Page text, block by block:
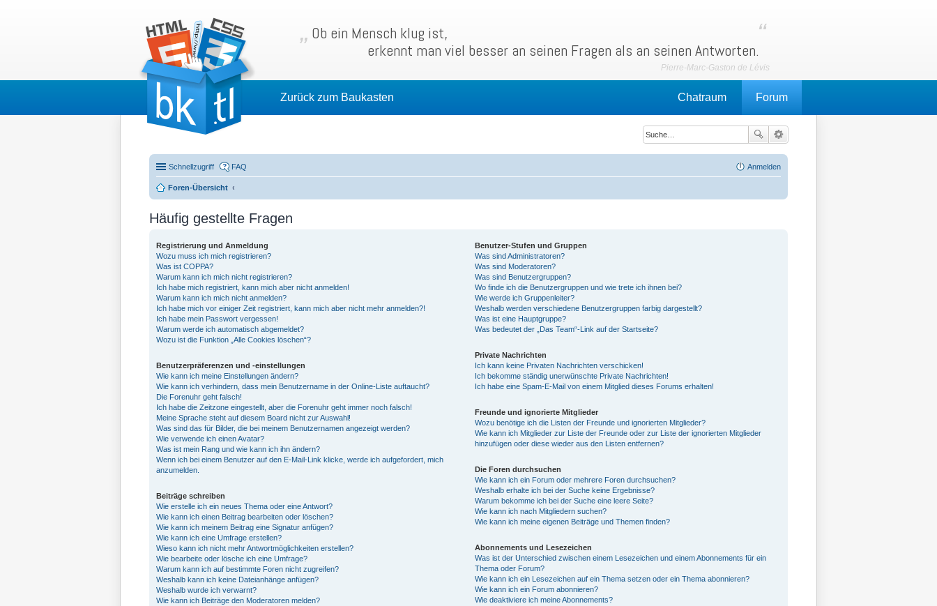
Ob ein Mensch klug ist,
erkennt man viel besser an seinen Fragen als an seinen Antworten.
Zurück zum Baukasten Forum
Chatraum
Schnellzugriff FAQ Anmelden
Foren-Übersicht
Häufig gestellte Fragen
Registrierung und Anmeldung
Wozu muss ich mich registrieren?
Was ist COPPA?
Warum kann ich mich nicht registrieren?
Ich habe mich registriert, kann mich aber nicht anmelden!
Warum kann ich mich nicht anmelden?
Ich habe mich vor einiger Zeit registriert, kann mich aber nicht mehr anmelden?!
Ich habe mein Passwort vergessen!
Warum werde ich automatisch abgemeldet?
Wozu ist die Funktion „Alle Cookies löschen“?
Benutzerpräferenzen und -einstellungen
Wie kann ich meine Einstellungen ändern?
Wie kann ich verhindern, dass mein Benutzername in der Online-Liste auftaucht?
Die Forenuhr geht falsch!
Ich habe die Zeitzone eingestellt, aber die Forenuhr geht immer noch falsch!
Meine Sprache steht auf diesem Board nicht zur Auswahl!
Was sind das für Bilder, die bei meinem Benutzernamen angezeigt werden?
Wie verwende ich einen Avatar?
Was ist mein Rang und wie kann ich ihn ändern?
Wenn ich bei einem Benutzer auf den E-Mail-Link klicke, werde ich aufgefordert, mich
anzumelden.
Beiträge schreiben
Wie erstelle ich ein neues Thema oder eine Antwort?
Wie kann ich einen Beitrag bearbeiten oder löschen?
Wie kann ich meinem Beitrag eine Signatur anfügen?
Wie kann ich eine Umfrage erstellen?
Wieso kann ich nicht mehr Antwortmöglichkeiten erstellen?
Wie bearbeite oder lösche ich eine Umfrage?
Warum kann ich auf bestimmte Foren nicht zugreifen?
Weshalb kann ich keine Dateianhänge anfügen?
Weshalb wurde ich verwarnt?
Wie kann ich Beiträge den Moderatoren melden?
Benutzer-Stufen und Gruppen
Was sind Administratoren?
Was sind Moderatoren?
Was sind Benutzergruppen?
Wo finde ich die Benutzergruppen und wie trete ich ihnen bei?
Wie werde ich Gruppenleiter?
Weshalb werden verschiedene Benutzergruppen farbig dargestellt?
Was ist eine Hauptgruppe?
Was bedeutet der „Das Team“-Link auf der Startseite?
Private Nachrichten
Ich kann keine Privaten Nachrichten verschicken!
Ich bekomme ständig unerwünschte Private Nachrichten!
Ich habe eine Spam-E-Mail von einem Mitglied dieses Forums erhalten!
Freunde und ignorierte Mitglieder
Wozu benötige ich die Listen der Freunde und ignorierten Mitglieder?
Wie kann ich Mitglieder zur Liste der Freunde oder zur Liste der ignorierten Mitglieder
hinzufügen oder diese wieder aus den Listen entfernen?
Die Foren durchsuchen
Wie kann ich ein Forum oder mehrere Foren durchsuchen?
Weshalb erhalte ich bei der Suche keine Ergebnisse?
Warum bekomme ich bei der Suche eine leere Seite?
Wie kann ich nach Mitgliedern suchen?
Wie kann ich meine eigenen Beiträge und Themen finden?
Abonnements und Lesezeichen
Was ist der Unterschied zwischen einem Lesezeichen und einem Abonnements für ein
Thema oder Forum?
Wie kann ich ein Lesezeichen auf ein Thema setzen oder ein Thema abonnieren?
Wie kann ich ein Forum abonnieren?
Wie deaktiviere ich meine Abonnements?